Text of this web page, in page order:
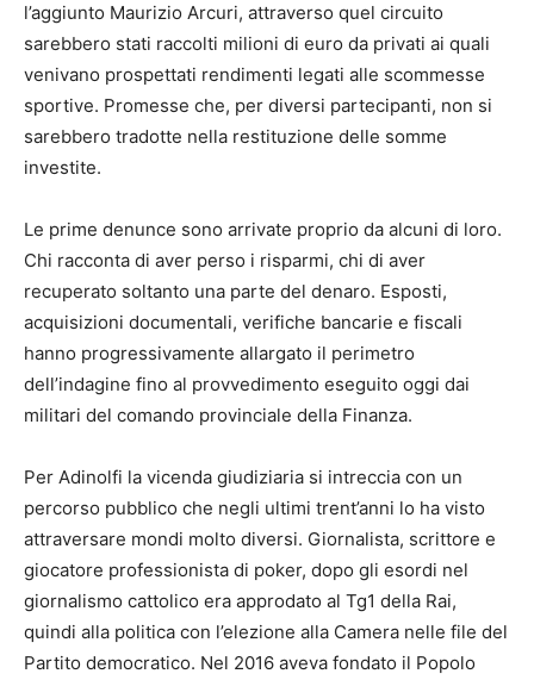
l’aggiunto Maurizio Arcuri, attraverso quel circuito
sarebbero stati raccolti milioni di euro da privati ai quali
venivano prospettati rendimenti legati alle scommesse
sportive. Promesse che, per diversi partecipanti, non si
sarebbero tradotte nella restituzione delle somme
investite.
Le prime denunce sono arrivate proprio da alcuni di loro.
Chi racconta di aver perso i risparmi, chi di aver
recuperato soltanto una parte del denaro. Esposti,
acquisizioni documentali, verifiche bancarie e fiscali
hanno progressivamente allargato il perimetro
dell’indagine fino al provvedimento eseguito oggi dai
militari del comando provinciale della Finanza.
Per Adinolfi la vicenda giudiziaria si intreccia con un
percorso pubblico che negli ultimi trent’anni lo ha visto
attraversare mondi molto diversi. Giornalista, scrittore e
giocatore professionista di poker, dopo gli esordi nel
giornalismo cattolico era approdato al Tg1 della Rai,
quindi alla politica con l’elezione alla Camera nelle file del
Partito democratico. Nel 2016 aveva fondato il Popolo